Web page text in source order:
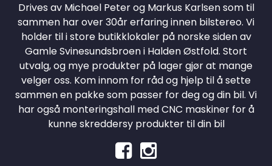
Drives av Michael Peter og Markus Karlsen som til
sammen har over 30år erfaring innen bilstereo. Vi
holder til i store butikklokaler på norske siden av
Gamle Svinesundsbroen i Halden Østfold. Stort
utvalg, og mye produkter på lager gjør at mange
velger oss. Kom innom for råd og hjelp til å sette
sammen en pakke som passer for deg og din bil. Vi
har også monteringshall med CNC maskiner for å
kunne skreddersy produkter til din bil